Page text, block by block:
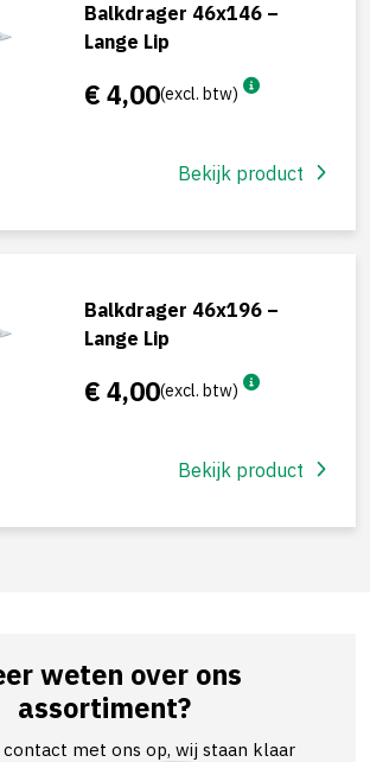
Balkdrager 46x146 –
Lange Lip
€ 4,00(excl. btw)
Bekijk product
Balkdrager 46x196 –
Lange Lip
€ 4,00(excl. btw)
Bekijk product
weten over ons
assortiment?
contact met ons op, wij staan klaar